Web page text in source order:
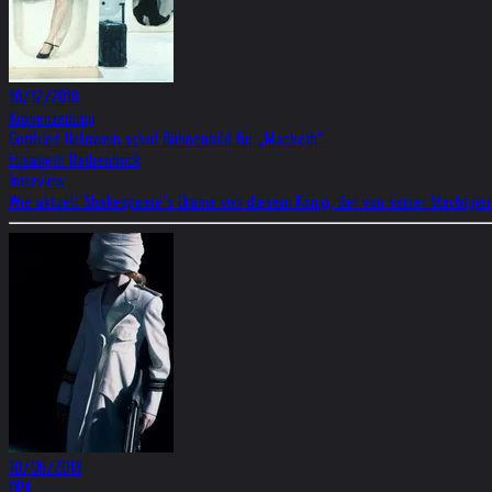
10/12/2018
Kronenzeitung
Gottfried Helnwein schuf Bühnenbild für „Macbeth“
Elisabeth Rathenböck
Interview
Wie aktuell Shakespeare’s Drama von diesem König, der von seiner
10/06/2018